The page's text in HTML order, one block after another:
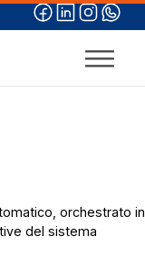
orchestrato in
del sistema